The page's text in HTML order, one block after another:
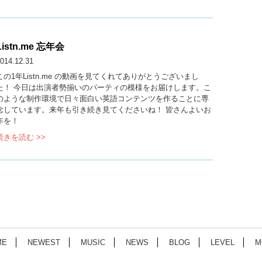
忘年会
の1年Listn.me の動画を見てくれてありがとうございまし
！ 今日は出演者勢揃いのパーティの模様をお届けします。こ
ような制作環境で日々面白い英語コンテンツを作ることに専
しています。来年も引き続き見てくださいね！ 皆さんよいお
を！
きを読む >>
NEWEST MUSIC NEWS BLOG LEVEL